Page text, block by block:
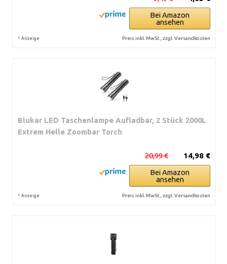
Bei Amazon
ansehen
* Anzeige Preis inkl. MwSt., zzgl. Versandkosten
Blukar LED Taschenlampe Aufladbar, 2 Stück 2000L
Extrem Helle Zoombar Torch
14,98 €
20,99 €
Bei Amazon
ansehen
* Anzeige Preis inkl. MwSt., zzgl. Versandkosten